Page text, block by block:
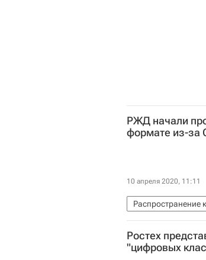
РЖД начали
формате из-за
10 апреля 2020, 11:11
Распространение
Россия
Ростех
"цифровых